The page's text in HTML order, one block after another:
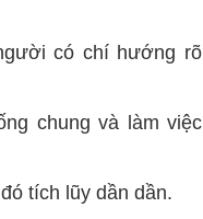
có chí hướng rõ
chung và làm việc
tích lũy dần dần.